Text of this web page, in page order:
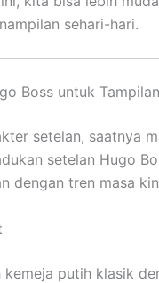
sehari-hari.
Boss untuk
setelan, saatnya
setelan Hugo
dengan tren masa
kemeja putih klasik